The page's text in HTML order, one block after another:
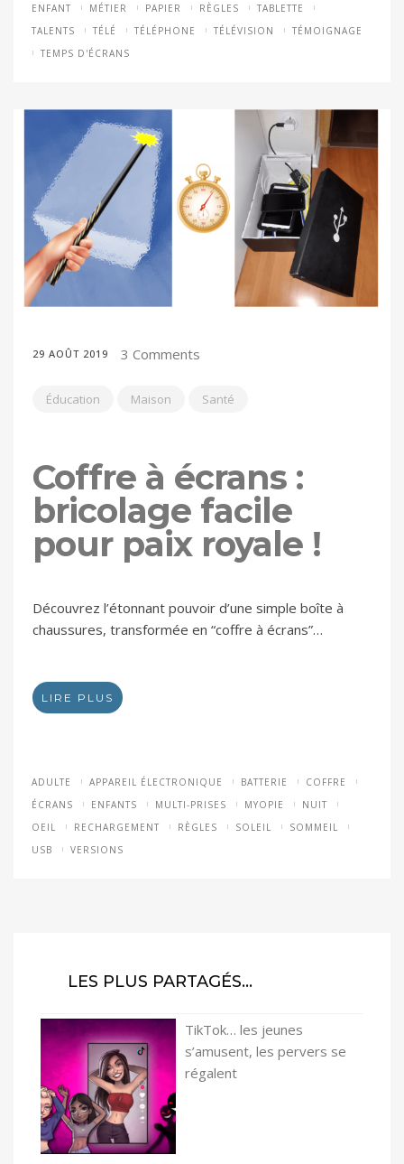
ENFANT
MÉTIER PAPIER RÈGLES
TABLETTE
TALENTS
TÉLÉ TÉLÉPHONE TÉLÉVISION
TÉMOIGNAGE
TEMPS D'ÉCRANS
29 AOÛT 2019 3 Comments
Éducation Maison Santé
Coffre à écrans :
bricolage facile
pour paix royale !
Découvrez l’étonnant pouvoir d’une simple boîte à
chaussures, transformée en “coffre à écrans”…
LIRE PLUS
ADULTE APPAREIL ÉLECTRONIQUE BATTERIE
COFFRE
ÉCRANS
ENFANTS MULTI-PRISES MYOPIE
NUIT
OEIL
RECHARGEMENT RÈGLES SOLEIL
SOMMEIL
USB
VERSIONS
LES PLUS PARTAGÉS…
TikTok… les jeunes
s’amusent, les pervers se
régalent